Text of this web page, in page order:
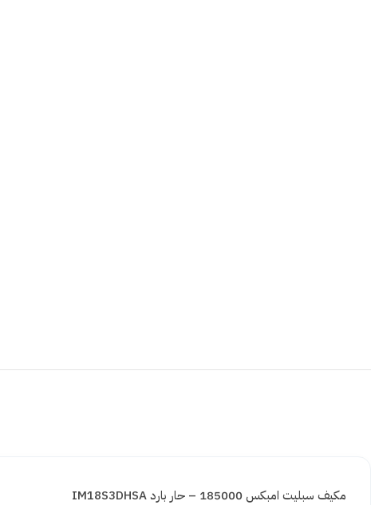
مكيف سبليت امبكس 185000 – حار بارد IM18S3DHSA